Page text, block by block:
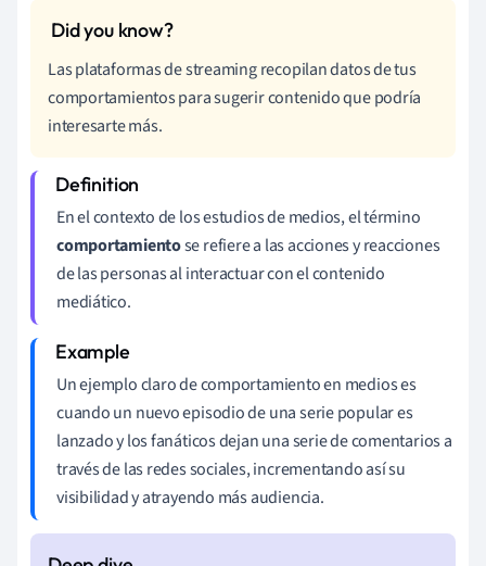
Las plataformas de streaming recopilan datos de tus
comportamientos para sugerir contenido que podría
interesarte más.
En el contexto de los estudios de medios, el término
comportamientose refiere a las acciones y reacciones
de las personas al interactuar con el contenido
mediático.
Un ejemplo claro de comportamiento en medios es
cuando un nuevo episodio de una serie popular es
lanzado y los fanáticos dejan una serie de comentarios a
través de las redes sociales, incrementando así su
visibilidad y atrayendo más audiencia.